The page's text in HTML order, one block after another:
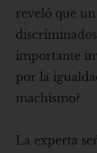
reveló que un
importante
por la
machismo?
La experta